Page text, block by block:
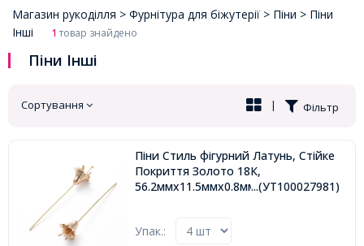
Магазин рукоділля > Фурнітура для біжутерії > Піни > Піни
Інші
1товар знайдено
Піни Інші
Сортування Фільтр
|
Піни Стиль фігурний Латунь, Стійке
Покриття Золото 18К,
56.2ммх11.5ммх0.8мм,...(УТ100027981)
Упак.: